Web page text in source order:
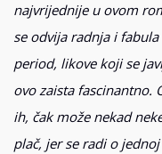
najvrijednije u ovom
se odvija radnja i
period, likove koji se
ovo zaista fascinantno.
ih, čak može nekad
plač, jer se radi o